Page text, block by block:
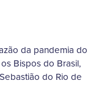
da pandemia do
Bispos do Brasil,
do Rio de